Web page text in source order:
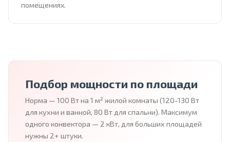
помещениях.
Подбор мощности по площади
Норма — 100 Вт на 1 м² жилой комнаты (120-130 Вт
для кухни и ванной, 80 Вт для спальни). Максимум
одного конвектора — 2 кВт, для больших площадей
нужны 2+ штуки.